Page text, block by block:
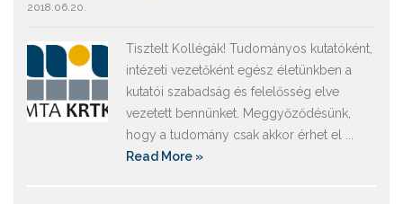
2018.06.20.
Tisztelt Kollégák! Tudományos kutatóként,
intézeti vezetőként egész életünkben a
kutatói szabadság és felelősség elve
vezetett bennünket. Meggyőződésünk,
hogy a tudomány csak akkor érhet el ...
Read More »